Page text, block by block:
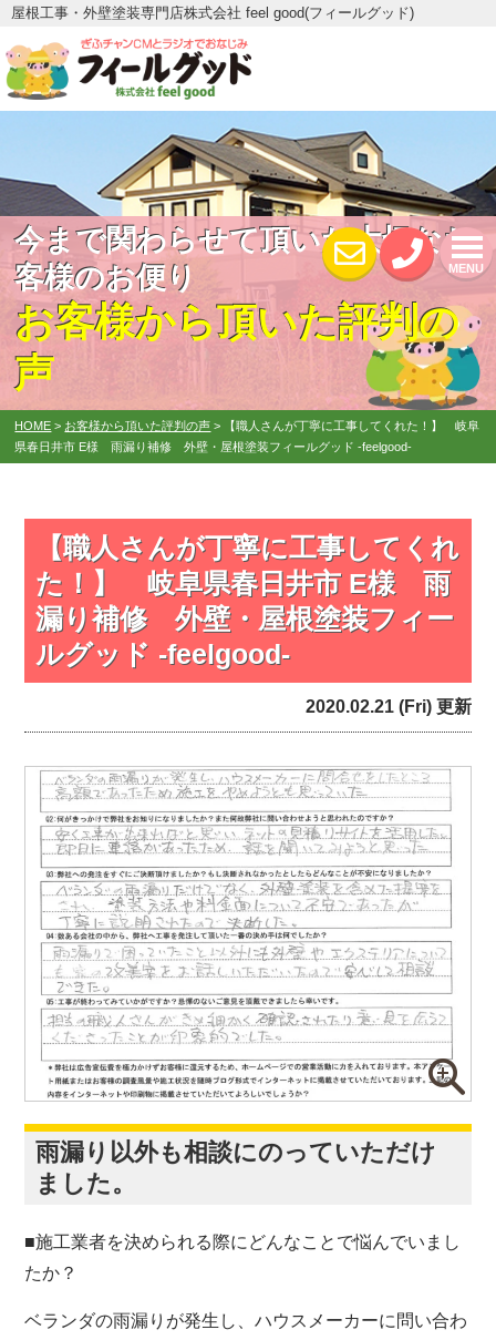
屋根工事・外壁塗装専門店株式会社 feel good(フィールグッド)
MENU
今まで関わらせて頂いた大切なお
客様のお便り
お客様から頂いた評判の
声
HOME > お客様から頂いた評判の声 >
【職人さんが丁寧に工事してくれた！】 岐阜
県春日井市 E様 雨漏り補修 外壁・屋根塗装フィールグッド -feelgood-
【職人さんが丁寧に工事してくれ
た！】 岐阜県春日井市 E様 雨
漏り補修 外壁・屋根塗装フィー
ルグッド -feelgood-
2020.02.21 (Fri) 更新
雨漏り以外も相談にのっていただけ
ました。
■施工業者を決められる際にどんなことで悩んでいまし
たか？
ベランダの雨漏りが発生し、ハウスメーカーに問い合わ